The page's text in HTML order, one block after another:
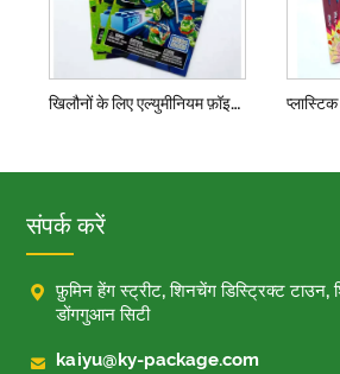
खिलौनों के लिए एल्युमीनियम फ़ॉइल प्लास्टिक पैकेजिंग बैग
संपर्क करें
 फ़ुमिन हेंग स्ट्रीट, शिनचेंग डिस्ट्रिक्ट टाउन,
डोंगगुआन सिटी
 kaiyu@ky-package.com